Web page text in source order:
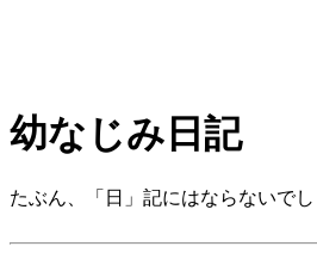
幼なじみ日記
たぶん、「日」記にはならないでし